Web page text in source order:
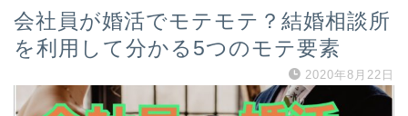
会社員が婚活でモテモテ？結婚相談所
を利用して分かる5つのモテ要素
2020年8月22日